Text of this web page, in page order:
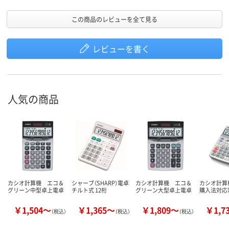
この商品のレビューを全て見る
レビューを書く
人気の商品
カシオ計算機 エコ＆
グリーン中型卓上電卓
￥1,504～（税込）
シャープ（SHARP）電卓
チルト式 12桁
￥1,365～（税込）
カシオ計算機 エコ＆
グリーン大型卓上電卓
￥1,809～（税込）
カシオ計
購入法対
￥